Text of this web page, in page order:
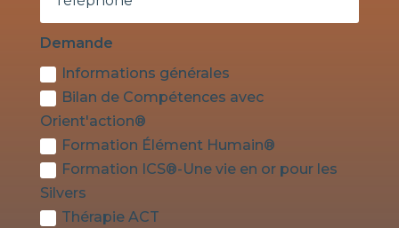
Demande
Informations générales
Bilan de Compétences avec
Orient'action®
Formation Élément Humain®
Formation ICS®-Une vie en or pour les
Silvers
Thérapie ACT